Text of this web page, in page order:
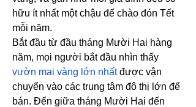
hữu ít nhất một chậu để chào đón Tết
mỗi năm.
Bắt đầu từ đầu tháng Mười Hai hàng
vườn mai vàng lớn nhất được vận
chuyển vào các trung tâm đô thị lớn để
bán. Đến giữa tháng Mười Hai đến